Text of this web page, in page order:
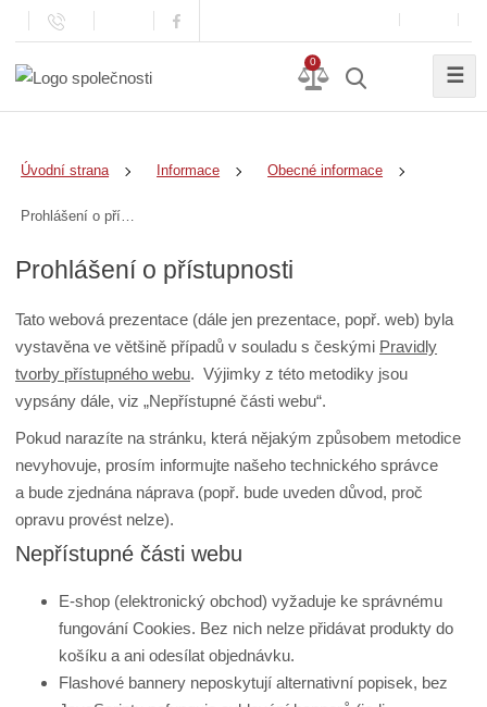
0
☰
Úvodní strana Informace Obecné informace
Prohlášení o přístupnosti
Prohlášení o přístupnosti
Tato webová prezentace (dále jen prezentace, popř. web) byla
vystavěna ve většině případů v souladu s českými Pravidly
tvorby přístupného webu. Výjimky z této metodiky jsou
vypsány dále, viz „Nepřístupné části webu“.
Pokud narazíte na stránku, která nějakým způsobem metodice
nevyhovuje, prosím informujte našeho technického správce
a bude zjednána náprava (popř. bude uveden důvod, proč
opravu provést nelze).
Nepřístupné části webu
E-shop (elektronický obchod) vyžaduje ke správnému
fungování Cookies. Bez nich nelze přidávat produkty do
košíku a ani odesílat objednávku.
Flashové bannery neposkytují alternativní popisek, bez